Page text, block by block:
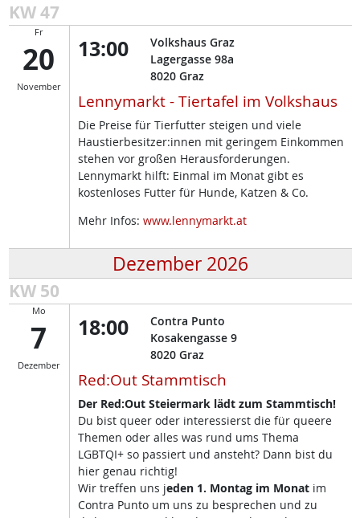
KW 47
Fr
20
November
13:00
Volkshaus Graz
Lagergasse 98a
8020 Graz
Lennymarkt - Tiertafel im Volkshaus
Die Preise für Tierfutter steigen und viele
Haustierbesitzer:innen mit geringem Einkommen
stehen vor großen Herausforderungen.
Lennymarkt hilft: Einmal im Monat gibt es
kostenloses Futter für Hunde, Katzen & Co.
Mehr Infos: www.lennymarkt.at
Dezember 2026
KW 50
Mo
7
Dezember
18:00
Contra Punto
Kosakengasse 9
8020 Graz
Red:Out Stammtisch
Der Red:Out Steiermark lädt zum Stammtisch!
Du bist queer oder interessierst die für queere
Themen oder alles was rund ums Thema
LGBTQI+ so passiert und ansteht? Dann bist du
hier genau richtig!
Wir treffen uns jeden 1. Montag im Monat im
Contra Punto um uns zu besprechen und zu